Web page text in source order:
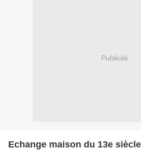
Publicité
Echange maison du 13e